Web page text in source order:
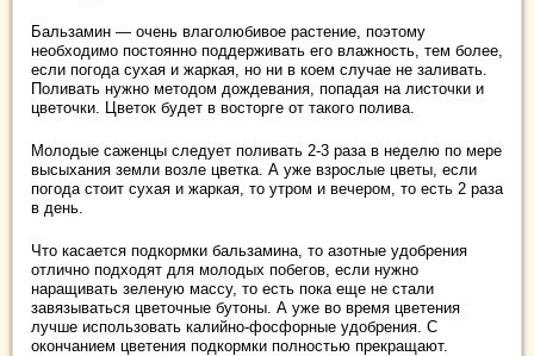
Бальзамин — очень влаголюбивое растение, поэтому
необходимо постоянно поддерживать его влажность, тем более,
если погода сухая и жаркая, но ни в коем случае не заливать.
Поливать нужно методом дождевания, попадая на листочки и
цветочки. Цветок будет в восторге от такого полива.
Молодые саженцы следует поливать 2-3 раза в неделю по мере
высыхания земли возле цветка. А уже взрослые цветы, если
погода стоит сухая и жаркая, то утром и вечером, то есть 2 раза
в день.
Что касается подкормки бальзамина, то азотные удобрения
отлично подходят для молодых побегов, если нужно
наращивать зеленую массу, то есть пока еще не стали
завязываться цветочные бутоны. А уже во время цветения
лучше использовать калийно-фосфорные удобрения. С
окончанием цветения подкормки полностью прекращают.